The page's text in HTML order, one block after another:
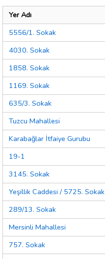
Yer Adı
5556/1. Sokak
4030. Sokak
1858. Sokak
1169. Sokak
635/3. Sokak
Tuzcu Mahallesi
Karabağlar İtfaiye Gurubu
19-1
3145. Sokak
Yeşillik Caddesi / 5725. Sokak
289/13. Sokak
Mersinli Mahallesi
757. Sokak